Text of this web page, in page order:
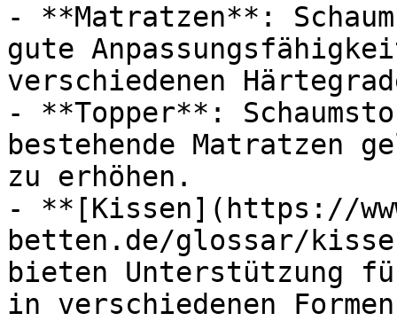
- **Matratzen**:
gute
verschiedenen
- **Topper**:
bestehende Matratzen
zu erhöhen.
- **[Kissen](https://
betten.de/glossar/
bieten Unterstützung
in verschiedenen